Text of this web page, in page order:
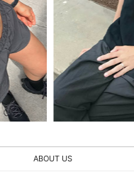
ABOUT US